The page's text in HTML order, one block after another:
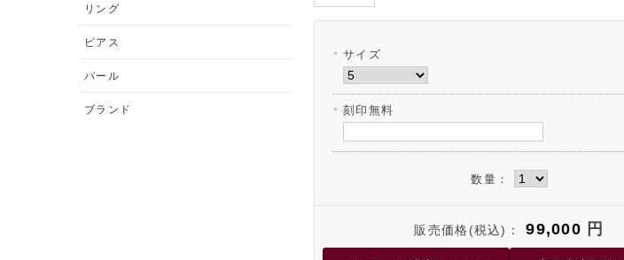
サイズ
刻印無料
数量：
販売価格(税込)： 99,000 円
リング
ピアス
パール
ブランド